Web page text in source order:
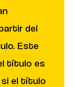
del
Este
título es
si el título